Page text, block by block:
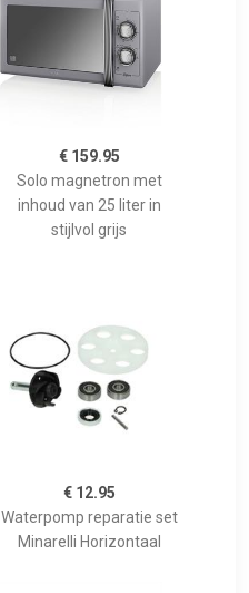
€ 159.95
Solo magnetron met
inhoud van 25 liter in
stijlvol grijs
€ 12.95
Waterpomp reparatie set
Minarelli Horizontaal